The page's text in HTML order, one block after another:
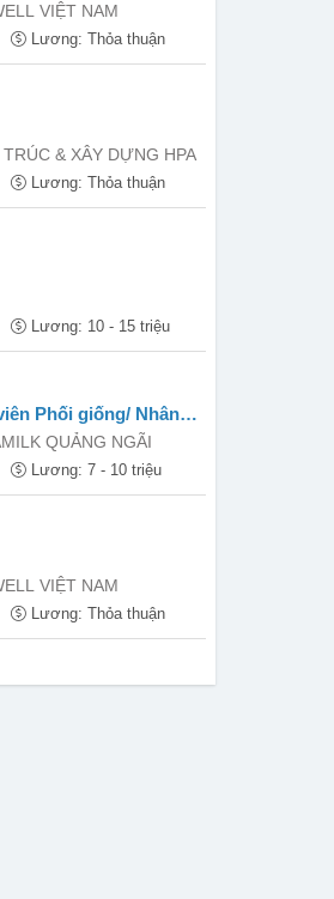
VIỆT NAM
Lương: Thỏa thuận
& XÂY DỰNG HPA
Lương: Thỏa thuận
Lương: 10 - 15 triệu
Phối giống/ Nhân
trở lên)
QUẢNG NGÃI
Lương: 7 - 10 triệu
VIỆT NAM
Lương: Thỏa thuận